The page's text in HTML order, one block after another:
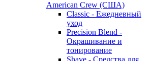
American Crew (США)
Classic - Ежедневный
уход
Precision Blend -
Окрашивание и
тонирование
Shave - Средства для